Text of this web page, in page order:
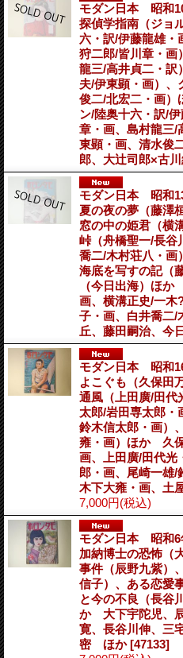
モダン日本 昭和
探偵学指南（ジョ
六・訳/伊藤龍雄・
狩二郎/皆川章・画
龍三/高井貞二・訳
夫/伊東顕・画）、
俊二/北宏二・画
ン/陸奥十六・訳/
章・画、島村龍三/
東顕・画、清水俊
郎、大辻司郎×古
モダン日本 昭和
夏の夜の夢（藤澤
窓の中の姫君（横
峠（舟橋聖一/長谷
喬二/木村荘八・画
海底を写すの記（
（今日出海）ほ
画、横溝正史/一木
子・画、白井喬二/
丘、藤田嗣治、今
モダン日本 昭和
よこぐも（久保田
通風（上田廣/田代
太郎/岩田専太郎・
鈴木信太郎・画）
雍・画）ほか 久
画、上田廣/田代光
郎・画、尾崎一雄/
木下大雍・画、
7,000円(税込)
モダン日本 昭和6
加納博士の恐怖（
事件（辰野九紫）
信子）、ある恋愛
と今の不良（長谷
か 大下宇陀児、
寛、長谷川伸、三
密 ほか[47133]